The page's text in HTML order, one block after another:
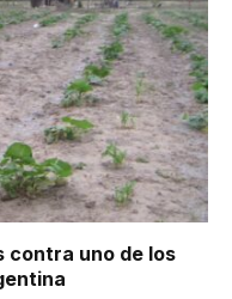
contra uno de los